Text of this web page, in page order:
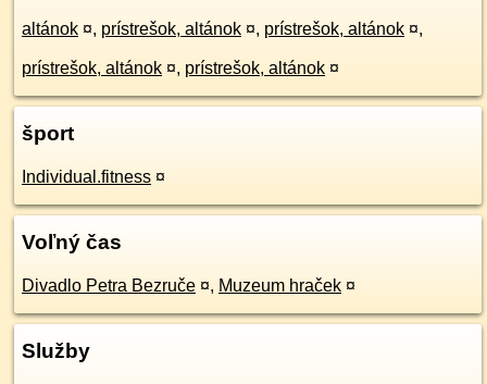
altánok ¤, prístrešok, altánok ¤, prístrešok, altánok ¤,
prístrešok, altánok ¤, prístrešok, altánok ¤
šport
Individual.fitness ¤
Voľný čas
Divadlo Petra Bezruče ¤, Muzeum hraček ¤
Služby